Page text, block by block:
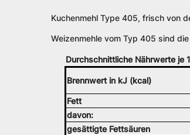
Kuchenmehl Type 405, frisch von
Weizenmehle vom Typ 405 sind
Durchschnittliche Nährwerte je
Brennwert in kJ (kcal)
Fett
davon:
gesättigte Fettsäuren